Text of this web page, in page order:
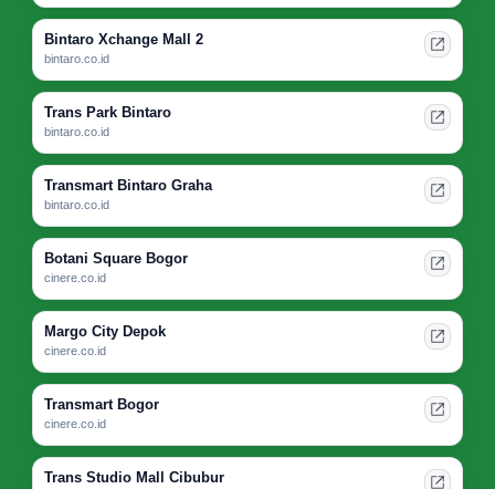
Bintaro Xchange Mall 2
bintaro.co.id
Trans Park Bintaro
bintaro.co.id
Transmart Bintaro Graha
bintaro.co.id
Botani Square Bogor
cinere.co.id
Margo City Depok
cinere.co.id
Transmart Bogor
cinere.co.id
Trans Studio Mall Cibubur